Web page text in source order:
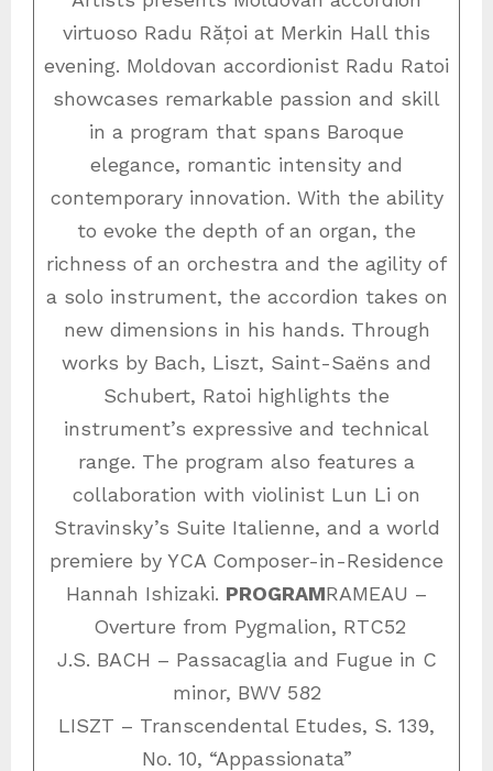
virtuoso Radu Rățoi at Merkin Hall this
evening. Moldovan accordionist Radu Ratoi
showcases remarkable passion and skill
in a program that spans Baroque
elegance, romantic intensity and
contemporary innovation. With the ability
to evoke the depth of an organ, the
richness of an orchestra and the agility of
a solo instrument, the accordion takes on
new dimensions in his hands. Through
works by Bach, Liszt, Saint-Saëns and
Schubert, Ratoi highlights the
instrument’s expressive and technical
range. The program also features a
collaboration with violinist Lun Li on
Stravinsky’s Suite Italienne, and a world
premiere by YCA Composer-in-Residence
Hannah Ishizaki. PROGRAMRAMEAU –
Overture from Pygmalion, RTC52
J.S. BACH – Passacaglia and Fugue in C
minor, BWV 582
LISZT – Transcendental Etudes, S. 139,
No. 10, “Appassionata”